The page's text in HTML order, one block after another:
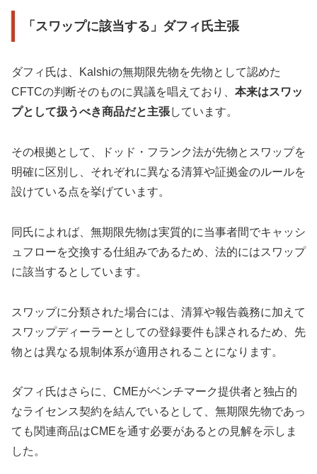
「スワップに該当する」ダフィ氏主張
ダフィ氏は、Kalshiの無期限先物を先物として認めた
CFTCの判断そのものに異議を唱えており、 本来はスワッ
プとして扱うべき商品だと主張しています。
その根拠として、ドッド・フランク法が先物とスワップを
明確に区別し、それぞれに異なる清算や証拠金のルールを
設けている点を挙げています。
同氏によれば、無期限先物は実質的に当事者間でキャッシ
ュフローを交換する仕組みであるため、法的にはスワップ
に該当するとしています。
スワップに分類された場合には、清算や報告義務に加えて
スワップディーラーとしての登録要件も課されるため、先
物とは異なる規制体系が適用されることになります。
ダフィ氏はさらに、CMEがベンチマーク提供者と独占的
なライセンス契約を結んでいるとして、無期限先物であっ
ても関連商品はCMEを通す必要があるとの見解を示しま
した。